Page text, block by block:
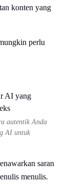
konten yang
perlu
autentik Anda
AI untuk
saran
menulis.